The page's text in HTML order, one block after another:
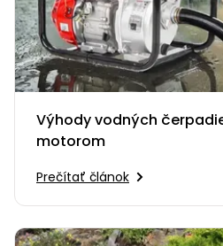
Výhody vodných
motorom
Prečítať článok